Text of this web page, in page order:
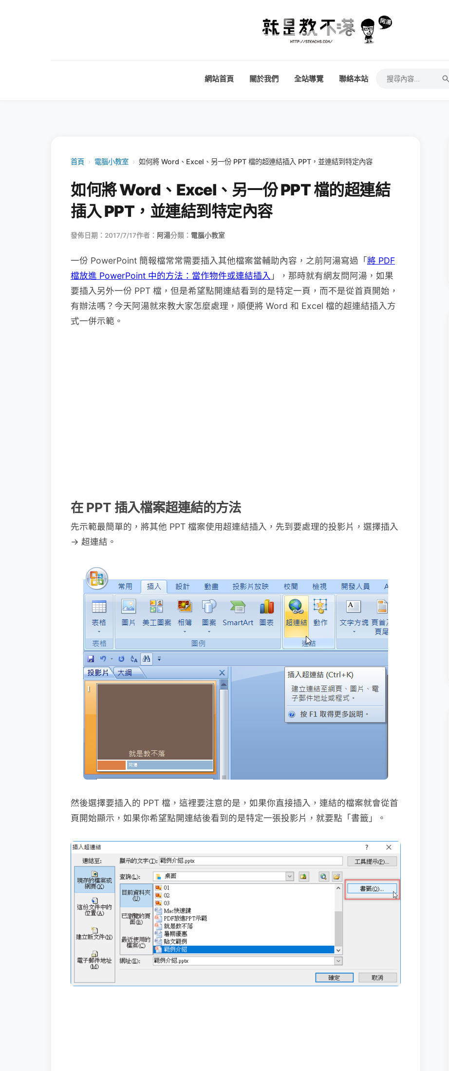
網站首頁 關於我們 全站導覽 聯絡本站
首頁 › 電腦小教室 › 如何將 Word、Excel、另一份 PPT 檔的超連結插入 PPT，並連結到特定內容
如何將 Word、Excel、另一份 PPT 檔的超連結
插入 PPT，並連結到特定內容
發佈日期：2017/7/17作者： 阿湯分類： 電腦小教室
一份 PowerPoint 簡報檔常常需要插入其他檔案當輔助內容，之前阿湯寫過「將 PDF
檔放進 PowerPoint 中的方法：當作物件或連結插入 」，那時就有網友問阿湯，如果
要插入另外一份 PPT 檔，但是希望點開連結看到的是特定一頁，而不是從首頁開始，
有辦法嗎？今天阿湯就來教大家怎麼處理，順便將 Word 和 Excel 檔的超連結插入方
式一併示範。
在 PPT 插入檔案超連結的方法
先示範最簡單的，將其他 PPT 檔案使用超連結插入，先到要處理的投影片，選擇插入
→ 超連結。
然後選擇要插入的 PPT 檔，這裡要注意的是，如果你直接插入，連結的檔案就會從首
頁開始顯示，如果你希望點開連結後看到的是特定一張投影片，就要點「書籤」。